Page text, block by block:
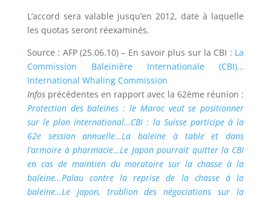
L’accord sera valable jusqu’en 2012, date à laquelle
les quotas seront réexaminés.
Source : AFP (25.06.10) – En savoir plus sur la CBI : La
Commission Baleinière Internationale (CBI)…
International Whaling Commission
Infos précédentes en rapport avec la 62ème réunion :
Protection des baleines : le Maroc veut se positionner
sur le plan international…CBI : la Suisse participe à la
62e session annuelle…La baleine à table et dans
l’armoire à pharmacie…Le Japon pourrait quitter la CBI
en cas de maintien du moratoire sur la chasse à la
baleine…Palau contre la reprise de la chasse à la
baleine…Le Japon, trublion des négociations sur la